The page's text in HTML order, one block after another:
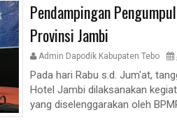
Pendampingan
Provinsi Jambi
Admin Dapodik Kabupaten Tebo
Pada hari Rabu s.d. Jum'at,
Hotel Jambi dilaksanakan
yang diselenggarakan oleh